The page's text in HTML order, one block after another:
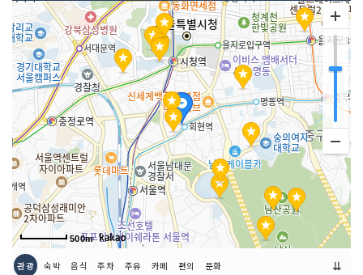
주차시설 불가능
쉬는날 연중무휴
화장실 설명 있음
판매 품목 의류
규모 지상 3층
매장안내
[1층] 여성복정장, 자켓, 코트, 한복, 니트
정장, 바지, 스커트, 구두, 브라우스
[2층] 란제리, 액세서리, 핸드백, 구두, 브
라우스, 가죽옷, 자켓, 코트, 소품
500m
관광 숙박 음식 주차 주유 카페 편의 문화 ⇊